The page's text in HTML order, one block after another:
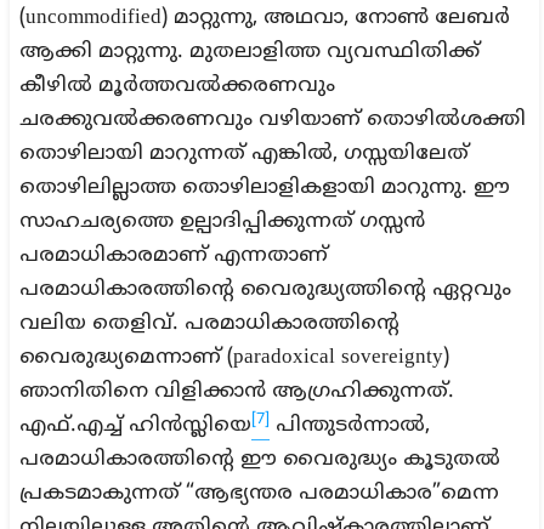
(uncommodified) മാറ്റുന്നു, അഥവാ, നോൺ ലേബർ
ആക്കി മാറ്റുന്നു. മുതലാളിത്ത വ്യവസ്ഥിതിക്ക്
കീഴിൽ മൂർത്തവൽക്കരണവും
ചരക്കുവൽക്കരണവും വഴിയാണ് തൊഴിൽശക്തി
തൊഴിലായി മാറുന്നത് എങ്കിൽ, ഗസ്സയിലേത്
തൊഴിലില്ലാത്ത തൊഴിലാളികളായി മാറുന്നു. ഈ
സാഹചര്യത്തെ ഉല്പാദിപ്പിക്കുന്നത് ഗസ്സൻ
പരമാധികാരമാണ് എന്നതാണ്
പരമാധികാരത്തിന്റെ വൈരുദ്ധ്യത്തിന്റെ ഏറ്റവും
വലിയ തെളിവ്. പരമാധികാരത്തിന്റെ
വൈരുദ്ധ്യമെന്നാണ് (paradoxical sovereignty)
ഞാനിതിനെ വിളിക്കാൻ ആഗ്രഹിക്കുന്നത്.
എഫ്.എച്ച് ഹിൻസ്ലിയെ [7]
പിന്തുടർന്നാൽ,
പരമാധികാരത്തിന്റെ ഈ വൈരുദ്ധ്യം കൂടുതൽ
പ്രകടമാകുന്നത് “ആഭ്യന്തര പരമാധികാര”മെന്ന